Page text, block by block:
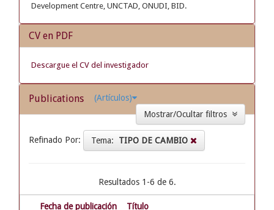
Development Centre, UNCTAD, ONUDI, BID.
CV en PDF
Descargue el CV del investigador
Publications
(Artículos)
Refinado Por: Tema: TIPO DE CAMBIO
Resultados 1-6 de 6.
Fecha de publicación Título